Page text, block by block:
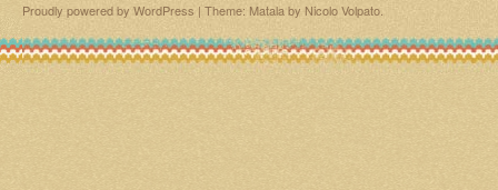
Proudly powered by WordPress | Theme: Matala by Nicolo Volpato